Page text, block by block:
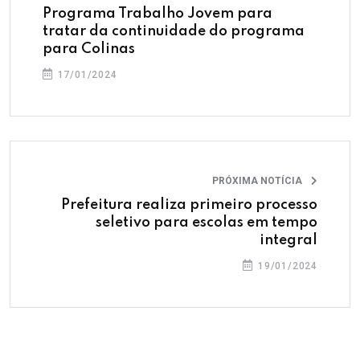
Programa Trabalho Jovem para
tratar da continuidade do programa
para Colinas
17/01/2024
PRÓXIMA NOTÍCIA
Prefeitura realiza primeiro processo
seletivo para escolas em tempo
integral
19/01/2024